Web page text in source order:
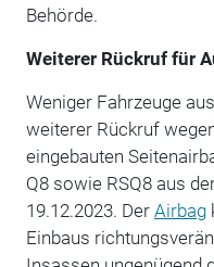
Behörde.
Weiterer Rückruf für
Weniger Fahrzeuge
weiterer Rückruf
eingebauten
Q8 sowie RSQ8 aus
19.12.2023. Der Airbag
Einbaus